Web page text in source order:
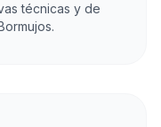
técnicas y de